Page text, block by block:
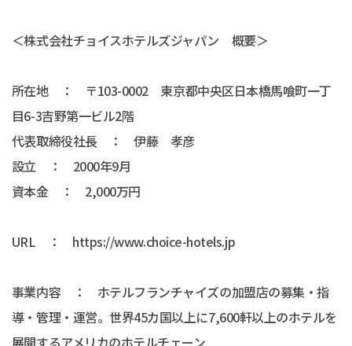
＜株式会社チョイスホテルズジャパン 概要＞
所在地 ： 〒103-0002 東京都中央区日本橋馬喰町一丁
目6-3吉野第一ビル2階
代表取締役社長 ： 伊藤 孝彦
設立 ： 2000年9月
資本金 ： 2,000万円
URL ： https://www.choice-hotels.jp
事業内容 ： ホテルフランチャイズの加盟店の募集・指
導・管理・運営。世界45カ国以上に7,600軒以上のホテルを
展開するアメリカのホテルチェーン